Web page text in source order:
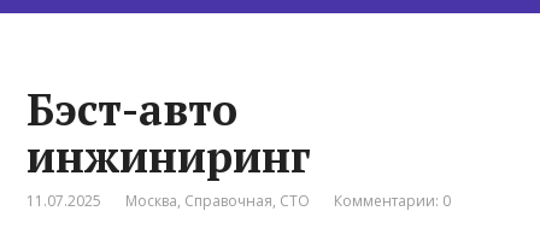
Бэст-авто
инжиниринг
11.07.2025 Москва, Справочная, СТО Комментарии: 0